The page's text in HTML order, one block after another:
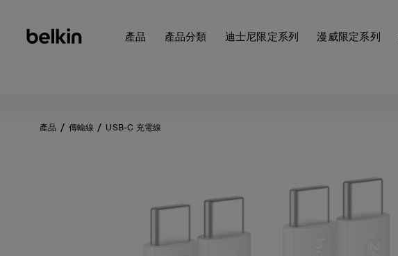
產品 產品分類 迪士尼限定系列 漫威限定系列
產品 傳輸線 USB-C 充電線